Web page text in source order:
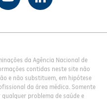
da Agência Nacional de
contidas neste site não
e não substituem, em hipótese
da área médica. Somente
problema de saúde e